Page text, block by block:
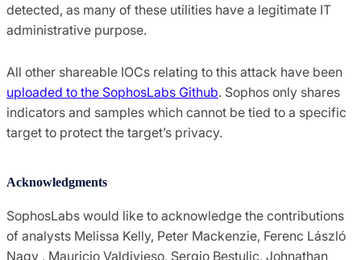
detected, as many of these utilities have a legitimate IT
administrative purpose.
All other shareable IOCs relating to this attack have been
uploaded to the SophosLabs Github. Sophos only shares
indicators and samples which cannot be tied to a specific
target to protect the target’s privacy.
Acknowledgments
SophosLabs would like to acknowledge the contributions
of analysts Melissa Kelly, Peter Mackenzie, Ferenc László
Nagy , Mauricio Valdivieso, Sergio Bestulic, Johnathan